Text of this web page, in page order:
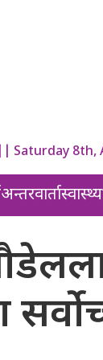
|| Saturday
अन्तरवार्तास्वास्थ्य